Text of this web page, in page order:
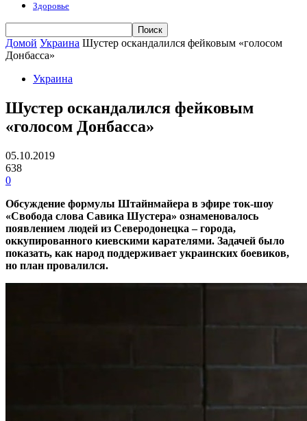
Здоровье
Домой Украина Шустер оскандалился фейковым «голосом
Донбасса»
Украина
Шустер оскандалился фейковым
«голосом Донбасса»
05.10.2019
638
0
Обсуждение формулы Штайнмайера в эфире ток-шоу
«Свобода слова Савика Шустера» ознаменовалось
появлением людей из Северодонецка – города,
оккупированного киевскими карателями. Задачей было
показать, как народ поддерживает украинских боевиков,
но план провалился.